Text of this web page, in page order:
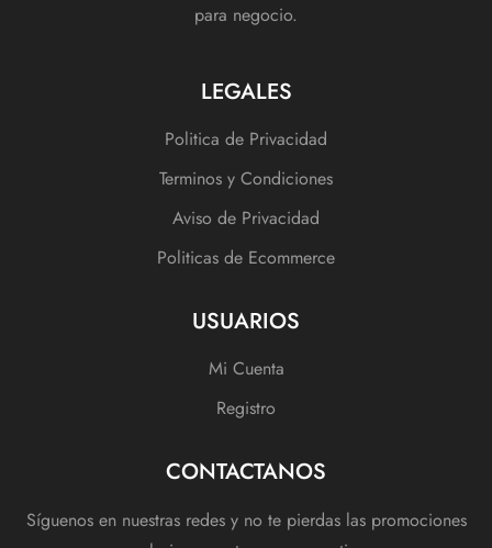
para negocio.
LEGALES
Politica de Privacidad
Terminos y Condiciones
Aviso de Privacidad
Politicas de Ecommerce
USUARIOS
Mi Cuenta
Registro
CONTACTANOS
Síguenos en nuestras redes y no te pierdas las promociones